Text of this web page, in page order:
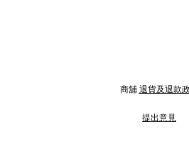
商舖 退貨及退款
提出意見